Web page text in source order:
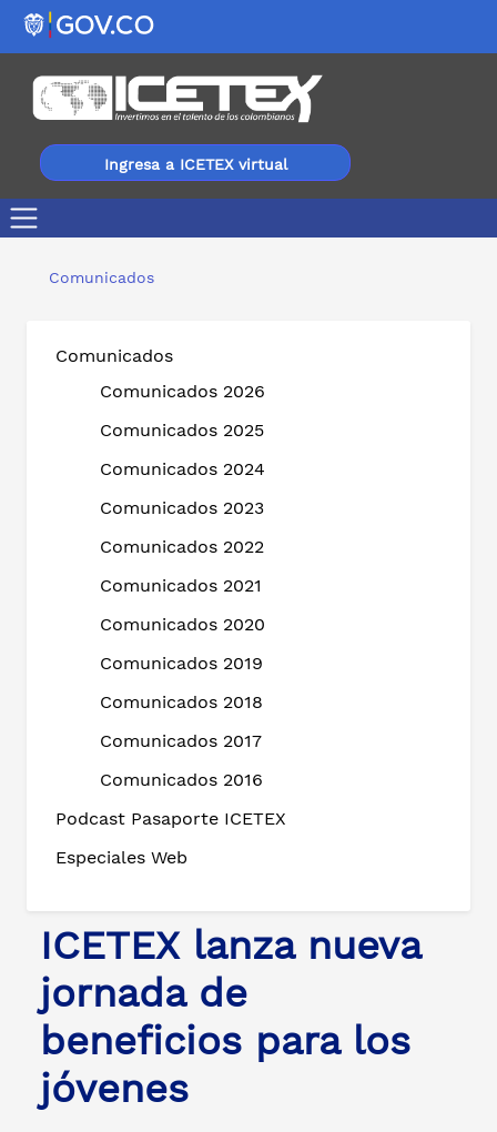
Ingresa a ICETEX virtual
Comunicados
Comunicados
Comunicados 2026
Comunicados 2025
Comunicados 2024
Comunicados 2023
Comunicados 2022
Comunicados 2021
Comunicados 2020
Comunicados 2019
Comunicados 2018
Comunicados 2017
Comunicados 2016
Podcast Pasaporte ICETEX
Especiales Web
ICETEX lanza nueva
jornada de
beneficios para los
jóvenes